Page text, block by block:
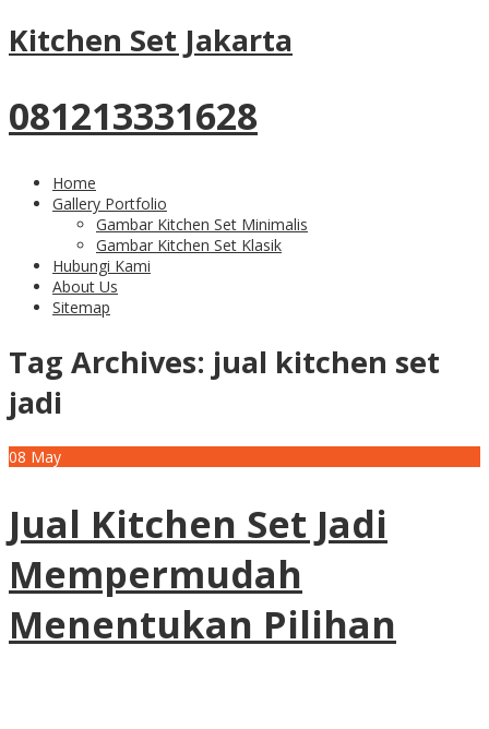
Kitchen Set Jakarta
081213331628
Home
Gallery Portfolio
Gambar Kitchen Set Minimalis
Gambar Kitchen Set Klasik
Hubungi Kami
About Us
Sitemap
Tag Archives: jual kitchen set
jadi
08 May
Jual Kitchen Set Jadi
Mempermudah
Menentukan Pilihan